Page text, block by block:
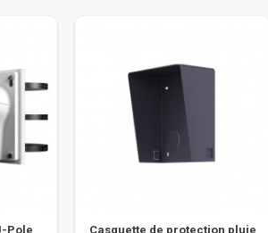
Pole
Casquette de protection pluie